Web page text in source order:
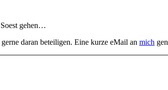
gehen…
daran beteiligen. Eine kurze eMail an mich